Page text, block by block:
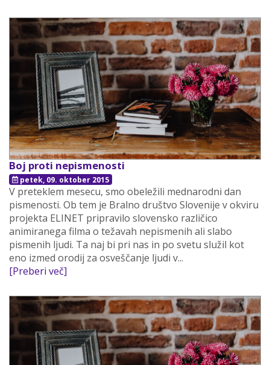
Boj proti nepismenosti
petek, 09. oktober 2015
V preteklem mesecu, smo obeležili mednarodni dan
pismenosti. Ob tem je Bralno društvo Slovenije v okviru
projekta ELINET pripravilo slovensko različico
animiranega filma o težavah nepismenih ali slabo
pismenih ljudi. Ta naj bi pri nas in po svetu služil kot
eno izmed orodij za osveščanje ljudi v...
[Preberi več]